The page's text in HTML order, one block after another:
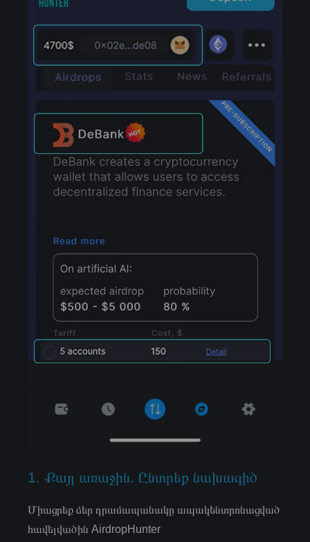
1. Քայլ առաջին. Ընտրեք նախագիծ
Միացրեք ձեր դրամապանակը ապակենտրոնացված
հավելվածին AirdropHunter